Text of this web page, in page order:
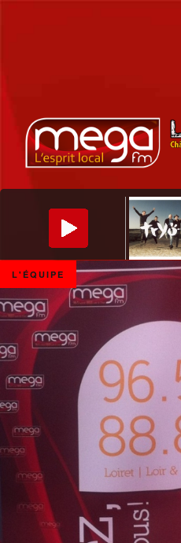
L'ÉQUIPE